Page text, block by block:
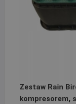
Zestaw Rain
kompresorem,